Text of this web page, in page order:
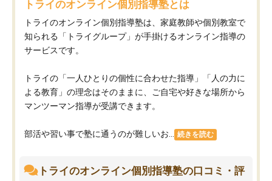
トライのオンライン個別指導塾とは
トライのオンライン個別指導塾は、家庭教師や個別教室で
知られる「トライグループ」が手掛けるオンライン指導の
サービスです。
トライの「一人ひとりの個性に合わせた指導」「人の力に
よる教育」の理念はそのままに、ご自宅や好きな場所から
マンツーマン指導が受講できます。
部活や習い事で塾に通うのが難しいお... 続きを読む
トライのオンライン個別指導塾の口コミ・評